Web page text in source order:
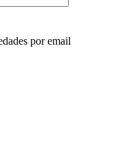
por email